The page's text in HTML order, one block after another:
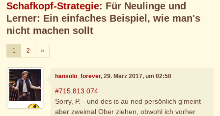
Schafkopf-Strategie: Für Neulinge und
Lerner: Ein einfaches Beispiel, wie man's
nicht machen sollt
1 2 »Weiter
hansolo_forever, 29. März 2017, um 02:50
#715.813.074
Sorry, P. - und des is au ned persönlich g'meint -
aber zweimal Ober ziehen, obwohl ich vorher